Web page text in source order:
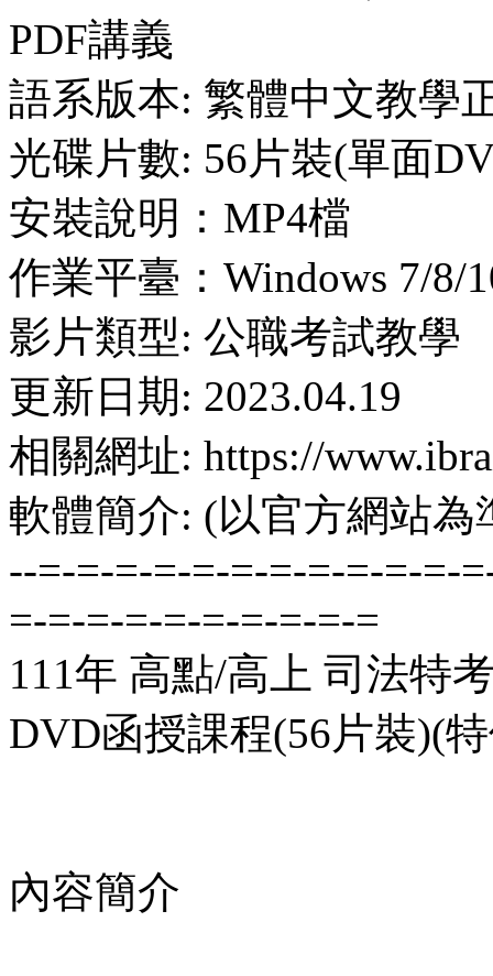
PDF講義
語系版本: 繁體中文教學
光碟片數: 56片裝(單面
安裝說明：MP4檔
作業平臺：Windows 7/8/
影片類型: 公職考試教學
更新日期: 2023.04.19
相關網址: https://
軟體簡介: (以官方網站為
--=-=-=-=-=-=-=-=-=-=-=-
=-=-=-=-=-=-=-=-=-=
111年 高點/高上 司法特
DVD函授課程(56片裝)(
內容簡介